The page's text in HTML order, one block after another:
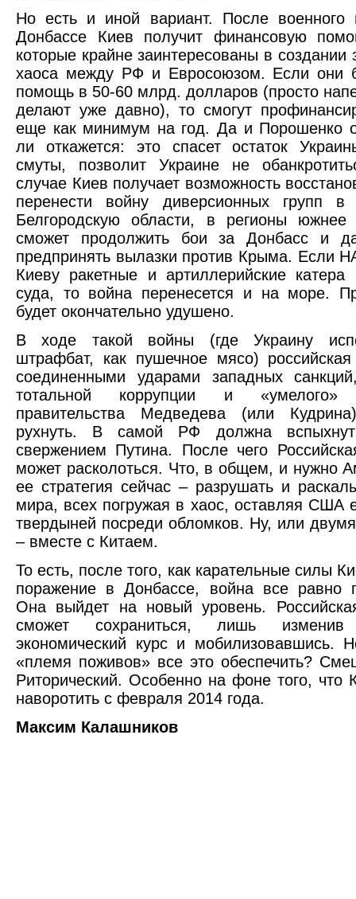
Но есть и иной вариант. После военного
Донбассе Киев получит финансовую
которые крайне заинтересованы в
хаоса между РФ и Евросоюзом. Если они
помощь в 50-60 млрд. долларов (просто
делают уже давно), то смогут
еще как минимум на год. Да и Порошенко
ли откажется: это спасет остаток
смуты, позволит Украине не
случае Киев получает возможность
перенести войну диверсионных групп
Белгородскую области, в регионы
сможет продолжить бои за Донбасс и
предпринять вылазки против Крыма. Если
Киеву ракетные и артиллерийские
суда, то война перенесется и на море.
будет окончательно удушено.
В ходе такой войны (где Украину
штрафбат, как пушечное мясо)
соединенными ударами западных
тотальной коррупции и «умелого»
правительства Медведева (или
рухнуть. В самой РФ должна
свержением Путина. После чего
может расколоться. Что, в общем, и нужно
ее стратегия сейчас – разрушать и
мира, всех погружая в хаос, оставляя США
твердыней посреди обломков. Ну, или
– вместе с Китаем.
То есть, после того, как карательные силы
поражение в Донбассе, война все равно
Она выйдет на новый уровень.
сможет сохраниться, лишь изменив
экономический курс и мобилизовавшись.
«племя поживов» все это обеспечить?
Риторический. Особенно на фоне того, что
наворотить с февраля 2014 года.
Максим Калашников